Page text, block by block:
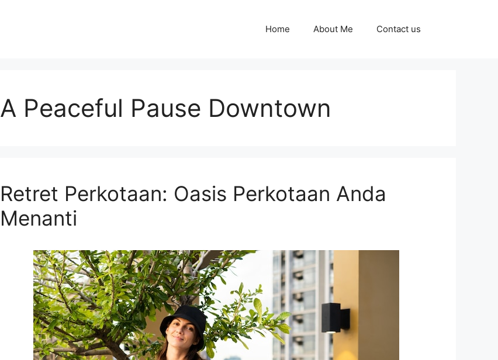
Home About Me Contact us
A Peaceful Pause Downtown
Retret Perkotaan: Oasis Perkotaan Anda
Menanti